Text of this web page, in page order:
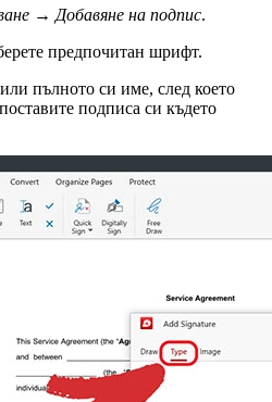
→ Добавяне на подпис.
предпочитан шрифт.
пълното си име, след което
подписа си където